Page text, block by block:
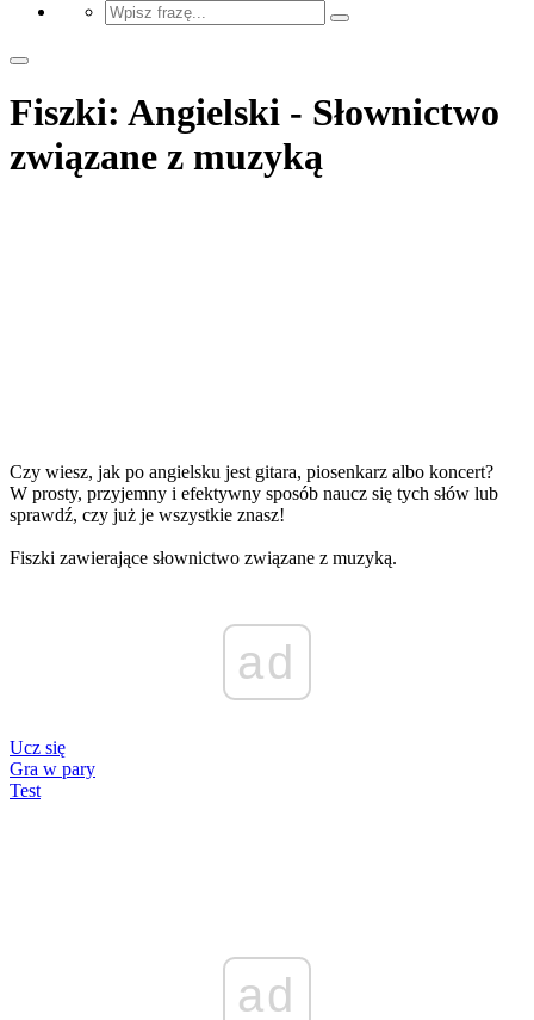
Fiszki: Angielski - Słownictwo
związane z muzyką
Czy wiesz, jak po angielsku jest gitara, piosenkarz albo koncert?
W prosty, przyjemny i efektywny sposób naucz się tych słów lub
sprawdź, czy już je wszystkie znasz!
Fiszki zawierające słownictwo związane z muzyką.
ad
Ucz się
Gra w pary
Test
ad